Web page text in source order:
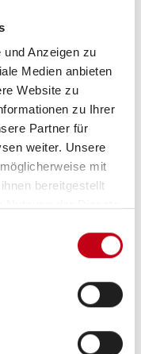
Anzeigen zu
Medien anbieten
Website zu
zu Ihrer
Partner für
weiter. Unsere
mit
bereitgestellt